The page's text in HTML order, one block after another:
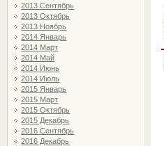
2013 Сентябрь
2013 Октябрь
2013 Ноябрь
2014 Январь
2014 Март
2014 Май
2014 Июнь
2014 Июль
2015 Январь
2015 Март
2015 Октябрь
2015 Декабрь
2016 Сентябрь
2016 Декабрь